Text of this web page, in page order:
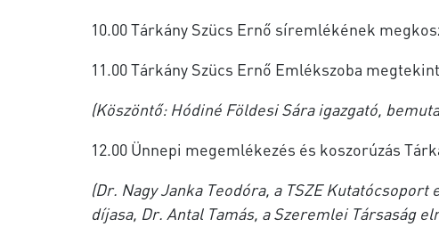
10.00 Tárkány Szücs Ernő síremlékének
11.00 Tárkány Szücs Ernő Emlékszoba
(Köszöntő: Hódiné Földesi Sára igazgató,
12.00 Ünnepi megemlékezés és koszorúzás
(Dr. Nagy Janka Teodóra, a TSZE
díjasa, Dr. Antal Tamás, a Szeremlei Társaság